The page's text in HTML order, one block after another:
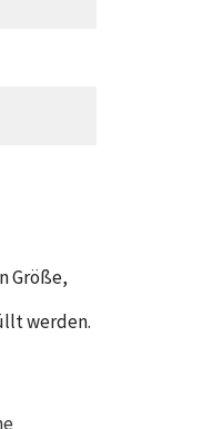
Größe,
werden.